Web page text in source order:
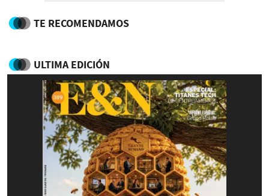
TE RECOMENDAMOS
ULTIMA EDICIÓN